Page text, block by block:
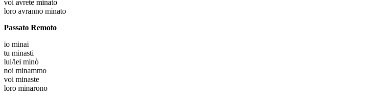
voi avrete minato
loro avranno minato
Passato Remoto
io minai
tu minasti
lui/lei minò
noi minammo
voi minaste
loro minarono